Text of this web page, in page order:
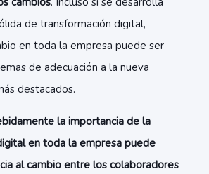
de transformación digital,
en toda la empresa puede ser
de adecuación a la nueva
destacados.
la importancia de la
en toda la empresa puede
al cambio entre los colaboradores